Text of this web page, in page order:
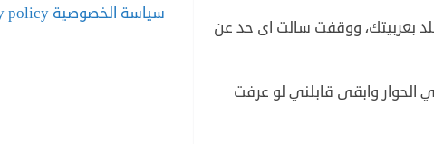
بعربيتك، ووقفت سالت اى حد عن
وابقى قابلني لو عرفت
سياسة الخصوصية Privacy policy